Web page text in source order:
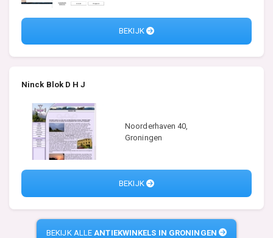
BEKIJK
Ninck Blok D H J
Noorderhaven 40,
Groningen
BEKIJK
BEKIJK ALLE ANTIEKWINKELS IN GRONINGEN